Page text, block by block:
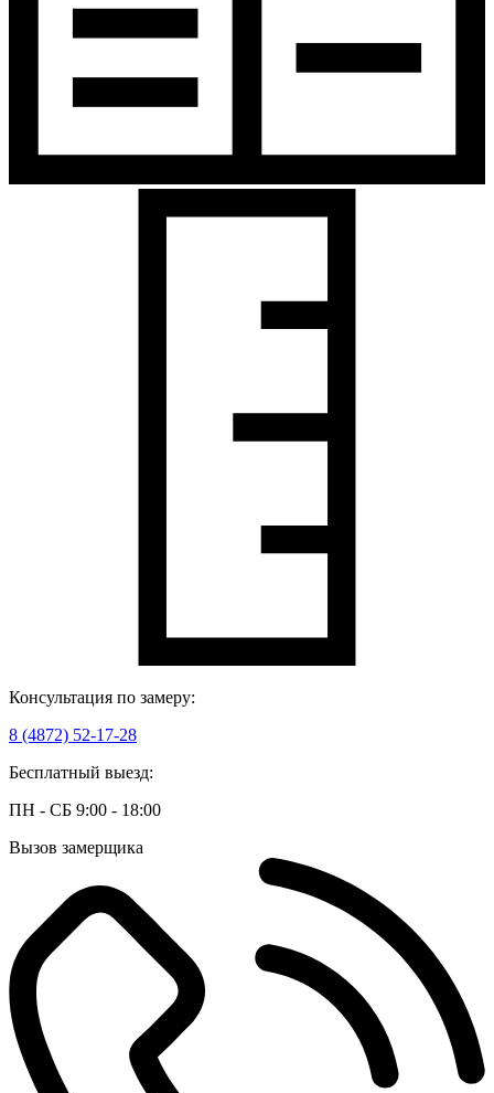
Консультация по замеру:
8 (4872) 52-17-28
Бесплатный выезд:
ПН - СБ 9:00 - 18:00
Вызов замерщика